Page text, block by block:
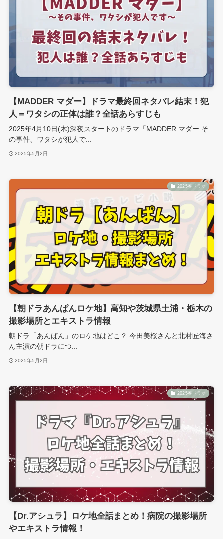
【MADDER マダー】ドラマ最終回ネタバレ結末！犯
人＝ワタシの正体は誰？全話あらすじも
2025年4月10日(木)深夜スタートのドラマ「MADDER マダー そ
の事件、ワタシが犯人で...
2025年5月2日
2025春ドラマ
【朝ドラあんぱんロケ地】高知や茨城県土浦・栃木の
撮影場所とエキストラ情報
朝ドラ「あんぱん」のロケ地はどこ？ 今田美桜さんと北村匠海さ
ん主演の朝ドラにつ...
2025年5月2日
2025春ドラマ
【Dr.アシュラ】ロケ地全話まとめ！病院の撮影場所
やエキストラ情報！